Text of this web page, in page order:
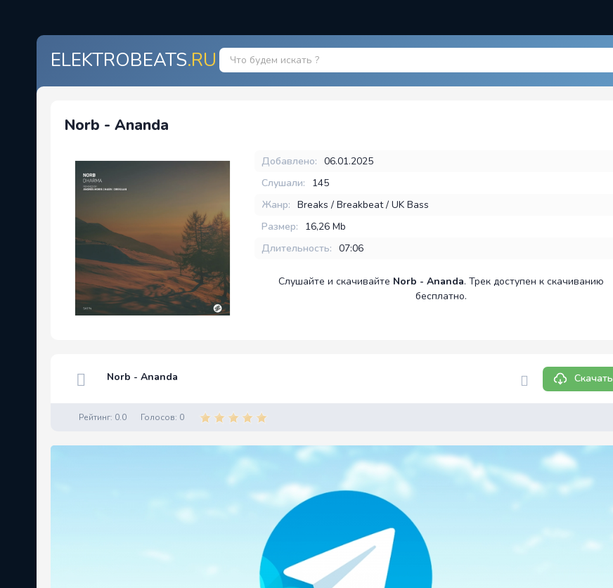
ELEKTROBEATS.RU
Norb - Ananda
Добавлено: 06.01.2025
Слушали:
145
Жанр: Breaks / Breakbeat / UK Bass
Размер:
16,26 Mb
Длительность: 07:06
Слушайте и скачивайте Norb - Ananda. Трек доступен к скачиванию
бесплатно.
Norb - Ananda Скачать
Рейтинг: 0.0 Голосов: 0